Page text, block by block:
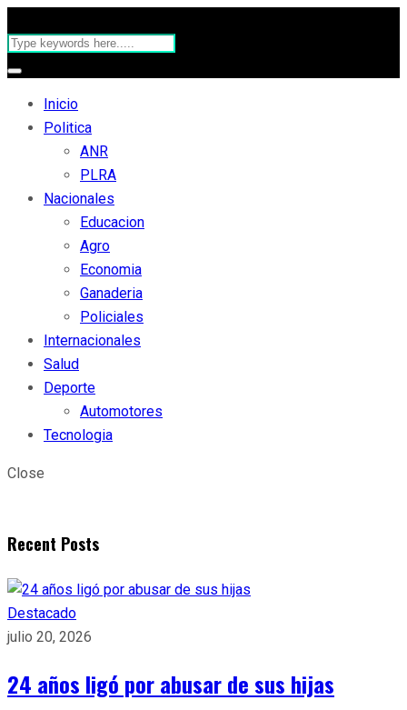
Inicio
Politica
ANR
PLRA
Nacionales
Educacion
Agro
Economia
Ganaderia
Policiales
Internacionales
Salud
Deporte
Automotores
Tecnologia
Close
Recent Posts
Destacado
julio 20, 2026
24 años ligó por abusar de sus hijas